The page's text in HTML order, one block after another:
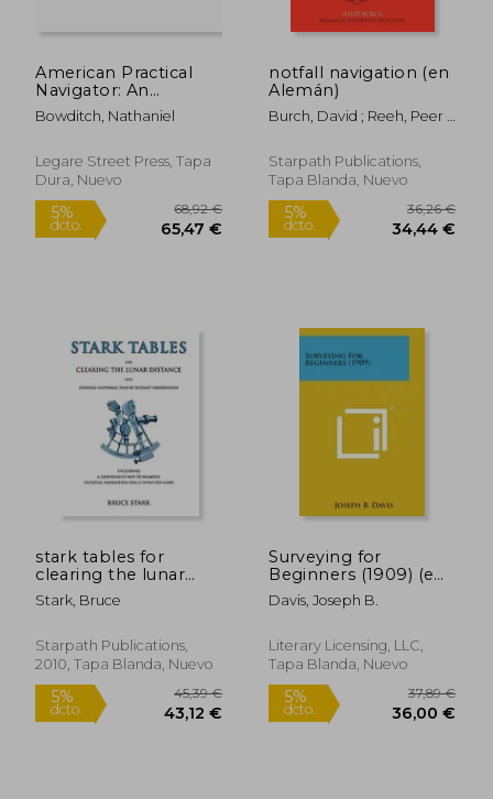
dcto.
American Practical
Navigator: An
Epitome of
Navigation and
(en Inglés)
Bowditch, Nathaniel
Legare Street Press, Tapa
Dura, Nuevo
notfall navigation (en
Alemán)
Burch, David ; Reeh, Peer ;
Starpath Publications,
Tapa Blanda, Nuevo
stark tables for
clearing the lunar
distance and finding
universal time by
including a
convenient way to
navigat (en Inglés)
Stark, Bruce
Starpath Publications,
2010, Tapa Blanda, Nuevo
Surveying for
Beginners (1909) (en
Inglés)
Davis, Joseph B.
Literary Licensing, LLC,
Tapa Blanda, Nuevo